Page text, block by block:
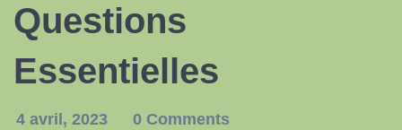
Questions
Essentielles
4 avril, 2023 0 Comments